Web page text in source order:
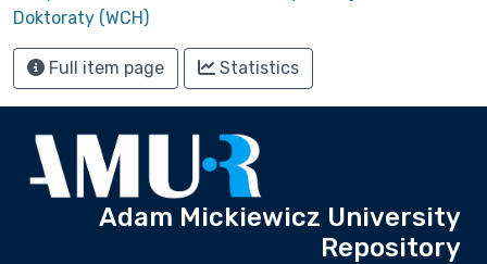
Doktoraty (WCH)
Full item page Statistics
Adam Mickiewicz University
Repository